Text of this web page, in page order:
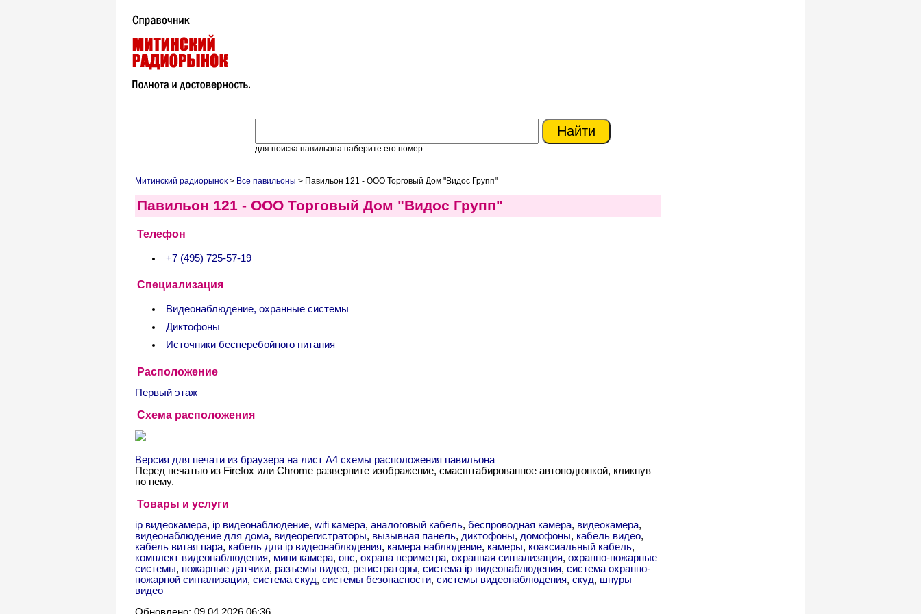
для поиска павильона наберите его номер
Митинский радиорынок > Все павильоны > Павильон 121 - ООО Торговый Дом "Видос Групп"
Павильон 121 - ООО Торговый Дом "Видос Групп"
Телефон
+7 (495) 725-57-19
Специализация
Видеонаблюдение, охранные системы
Диктофоны
Источники бесперебойного питания
Расположение
Первый этаж
Схема расположения
Версия для печати из браузера на лист А4 схемы расположения павильона
Перед печатью из Firefox или Chrome разверните изображение, смасштабированное автоподгонкой, кликнув
по нему.
Товары и услуги
ip видеокамера, ip видеонаблюдение, wifi камера, аналоговый кабель, беспроводная камера, видеокамера,
видеонаблюдение для дома, видеорегистраторы, вызывная панель, диктофоны, домофоны, кабель видео,
кабель витая пара, кабель для ip видеонаблюдения, камера наблюдение, камеры, коаксиальный кабель,
комплект видеонаблюдения, мини камера, опс, охрана периметра, охранная сигнализация, охранно-пожарные
системы, пожарные датчики, разъемы видео, регистраторы, система ip видеонаблюдения, система охранно-
пожарной сигнализации, система скуд, системы безопасности, системы видеонаблюдения, скуд, шнуры
видео